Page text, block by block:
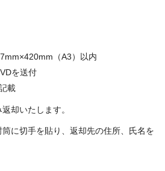
（A3）以内
を送付
載
却いたします。
に切手を貼り、返却先の住所、氏名を